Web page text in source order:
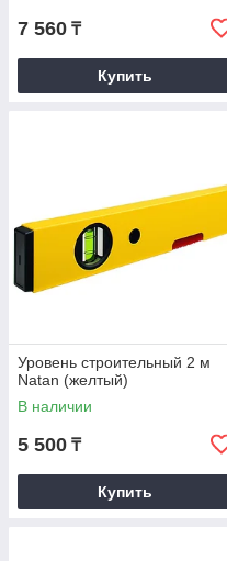
7 560 ₸
Купить
Уровень строительный 2 м
Natan (желтый)
В наличии
5 500 ₸
Купить